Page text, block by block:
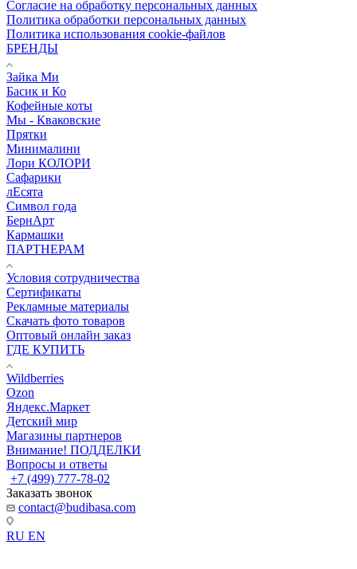
Согласие на обработку персональных данных
Политика обработки персональных данных
Политика использования cookie-файлов
БРЕНДЫ
Зайка Ми
Басик и Ко
Кофейные коты
Мы - Кваковские
Прятки
Минималини
Лори КОЛОРИ
Сафарики
лЕсята
Символ года
БернАрт
Кармашки
ПАРТНЕРАМ
Условия сотрудничества
Сертификаты
Рекламные материалы
Скачать фото товаров
Оптовый онлайн заказ
ГДЕ КУПИТЬ
Wildberries
Ozon
Яндекс.Маркет
Детский мир
Магазины партнеров
Внимание! ПОДДЕЛКИ
Вопросы и ответы
+7 (499) 777-78-02
Заказать звонок
contact@budibasa.com
RU EN